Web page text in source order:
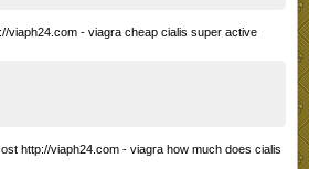
viaph24.com - viagra cheap cialis super active
http://viaph24.com - viagra how much does cialis